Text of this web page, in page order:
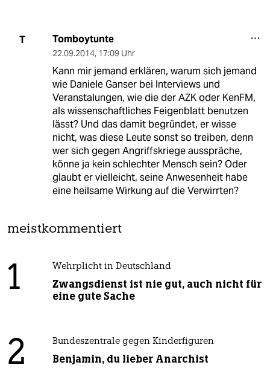
T Tomboytunte
22.09.2014, 17:09 Uhr
Kann mir jemand erklären, warum sich jemand
wie Daniele Ganser bei Interviews und
Veranstalungen, wie die der AZK oder KenFM,
als wissenschaftliches Feigenblatt benutzen
lässt? Und das damit begründet, er wisse
nicht, was diese Leute sonst so treiben, denn
wer sich gegen Angriffskriege ausspräche,
könne ja kein schlechter Mensch sein? Oder
glaubt er vielleicht, seine Anwesenheit habe
eine heilsame Wirkung auf die Verwirrten?
meistkommentiert
1 Wehrplicht in Deutschland
Zwangsdienst ist nie gut, auch nicht für
eine gute Sache
2 Bundeszentrale gegen Kinderfiguren
Benjamin, du lieber Anarchist